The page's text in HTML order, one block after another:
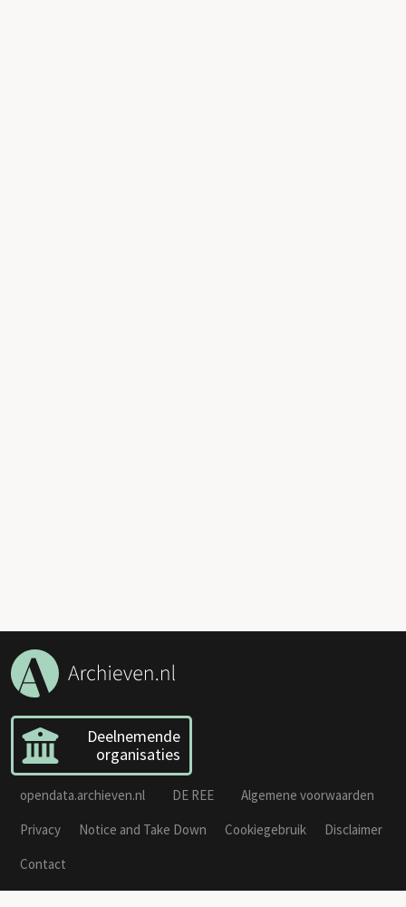
Deelnemende
organisaties
opendata.archieven.nl DE REE
Algemene voorwaarden
Privacy
Notice and Take Down Cookiegebruik
Disclaimer
Contact